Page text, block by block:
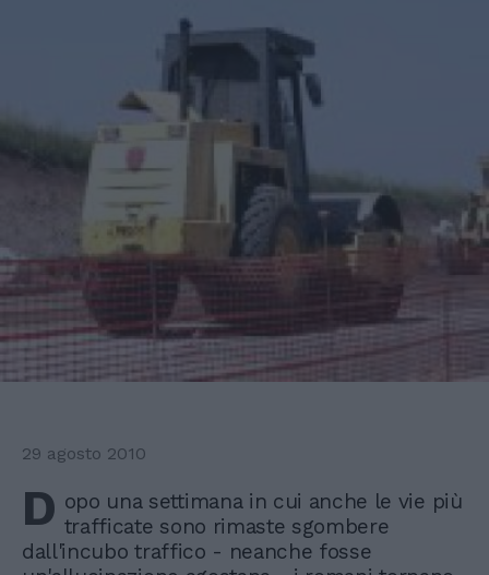
29 agosto 2010
D opo una settimana in cui anche le vie più
trafficate sono rimaste sgombere
dall'incubo traffico - neanche fosse